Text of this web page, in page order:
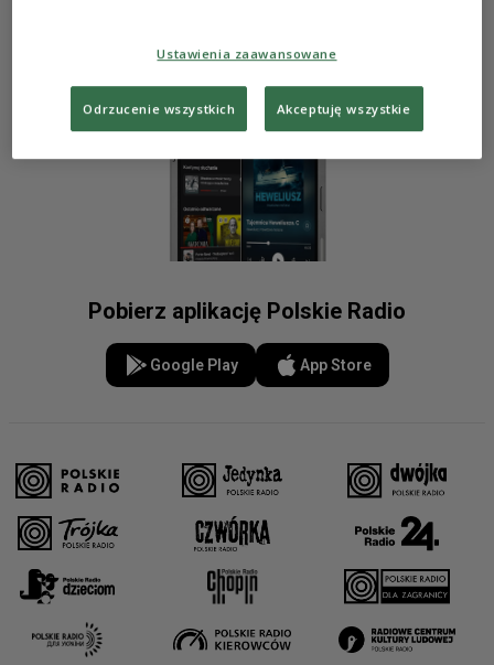
Pobierz aplikację Polskie Radio
Google Play App Store
Ustawienia zaawansowane
Odrzucenie wszystkich Akceptuję wszystkie